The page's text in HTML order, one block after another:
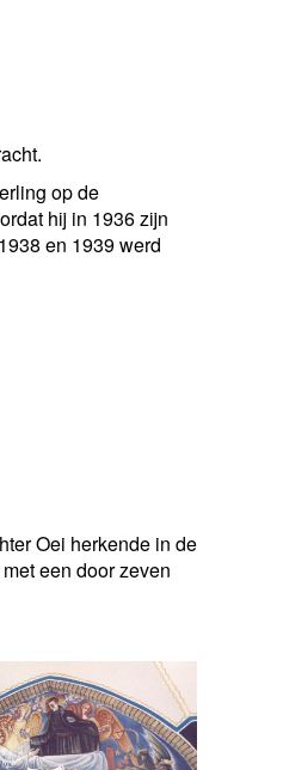
op de
hij in 1936 zijn
en 1939 werd
Oei herkende in de
een door zeven